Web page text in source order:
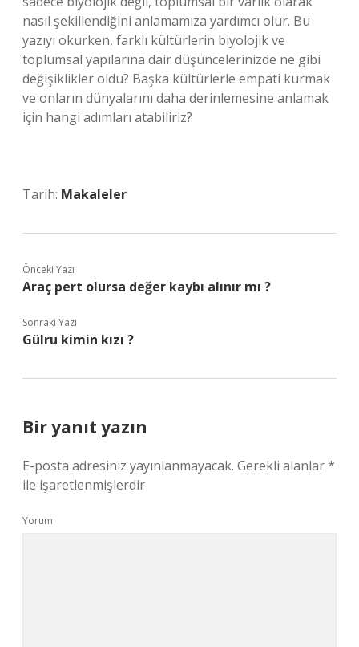
nasıl şekillendiğini anlamamıza yardımcı olur. Bu
yazıyı okurken, farklı kültürlerin biyolojik ve
toplumsal yapılarına dair düşüncelerinizde ne gibi
değişiklikler oldu? Başka kültürlerle empati kurmak
ve onların dünyalarını daha derinlemesine anlamak
için hangi adımları atabiliriz?
Tarih: Makaleler
Önceki Yazı
Araç pert olursa değer kaybı alınır mı ?
Sonraki Yazı
Gülru kimin kızı ?
Bir yanıt yazın
E-posta adresiniz yayınlanmayacak. Gerekli alanlar*
ile işaretlenmişlerdir
Yorum